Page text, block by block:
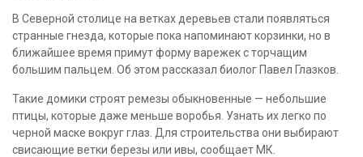
В Северной столице на ветках деревьев стали появляться
странные гнезда, которые пока напоминают корзинки, но в
ближайшее время примут форму варежек с торчащим
большим пальцем. Об этом рассказал биолог Павел Глазков.
Такие домики строят ремезы обыкновенные — небольшие
птицы, которые даже меньше воробья. Узнать их легко по
черной маске вокруг глаз. Для строительства они выбирают
свисающие ветки березы или ивы, сообщает МК.